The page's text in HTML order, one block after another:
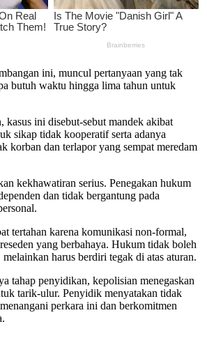
ini, muncul pertanyaan yang tak
butuh waktu hingga lima tahun untuk
kasus ini disebut-sebut mandek akibat
sikap tidak kooperatif serta adanya
korban dan terlapor yang sempat meredam
kekhawatiran serius. Penegakan hukum
dan tidak bergantung pada
tertahan karena komunikasi non-formal,
yang berbahaya. Hukum tidak boleh
harus berdiri tegak di atas aturan.
tahap penyidikan, kepolisian menegaskan
tarik-ulur. Penyidik menyatakan tidak
perkara ini dan berkomitmen